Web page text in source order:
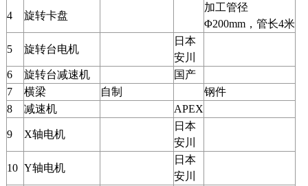
4 旋转卡盘
加工管径
Φ200mm，管长4米
5 旋转台电机
日本
安川
6
旋转台减速机
国产
7
横梁 自制
钢件
8
减速机 APEX
9 X轴电机
日本
安川
10 Y轴电机
日本
安川